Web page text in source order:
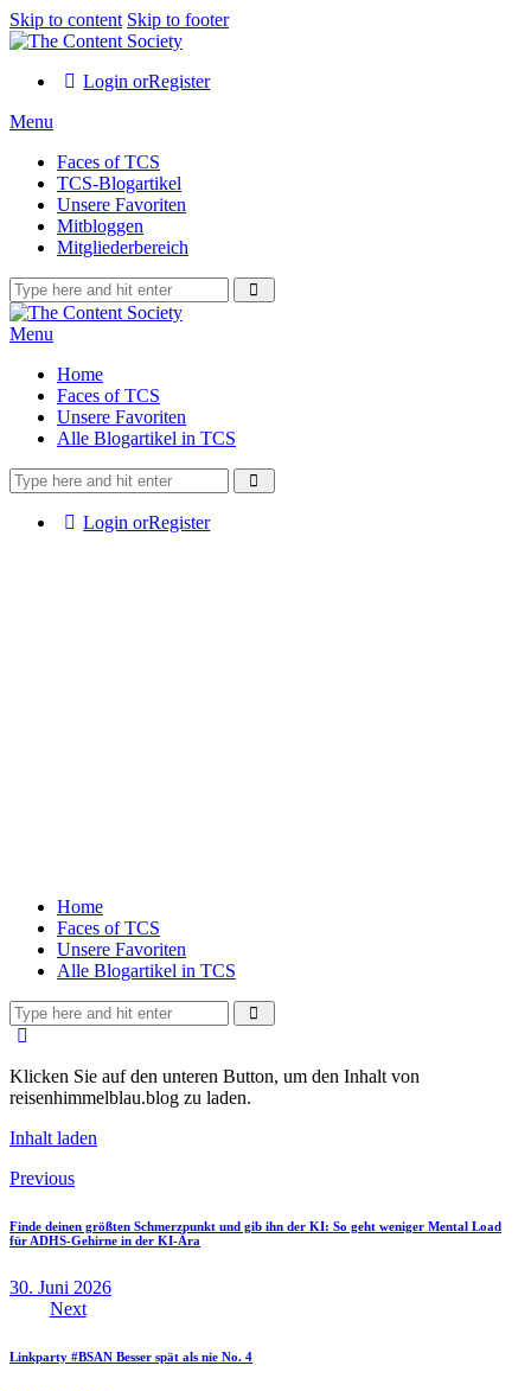
Skip to content Skip to footer
Login orRegister
Menu
Faces of TCS
TCS-Blogartikel
Unsere Favoriten
Mitbloggen
Mitgliederbereich
Menu
Home
Faces of TCS
Unsere Favoriten
Alle Blogartikel in TCS
Login orRegister
Home
Faces of TCS
Unsere Favoriten
Alle Blogartikel in TCS
Klicken Sie auf den unteren Button, um den Inhalt von
reisenhimmelblau.blog zu laden.
Inhalt laden
Beitragsnavigation
Previous
Finde deinen größten Schmerzpunkt und gib ihn der KI: So geht weniger Mental Load
für ADHS-Gehirne in der KI-Ära
30. Juni 2026
Next
Linkparty #BSAN Besser spät als nie No. 4